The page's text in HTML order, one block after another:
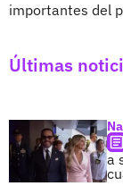
importantes del
Últimas
a